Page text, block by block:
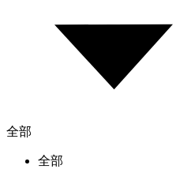
全部
全部